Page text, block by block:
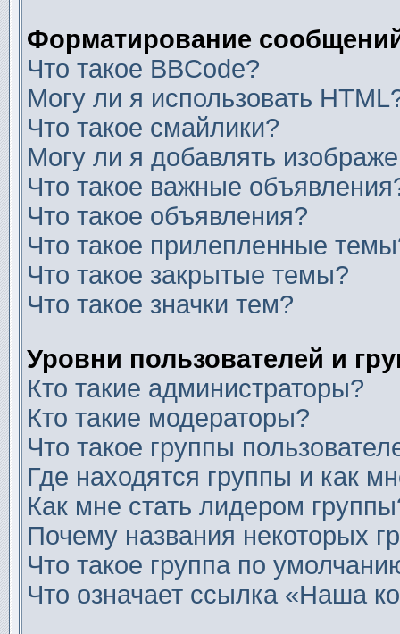
Форматирование
Что такое BBCode?
Могу ли я использовать
Что такое смайлики?
Могу ли я добавлять
Что такое важные
Что такое объявления?
Что такое прилепленные
Что такое закрытые темы?
Что такое значки тем?
Уровни пользователей и
Кто такие администраторы?
Кто такие модераторы?
Что такое группы
Где находятся группы и как
Как мне стать лидером
Почему названия некоторых
Что такое группа по
Что означает ссылка «Наша